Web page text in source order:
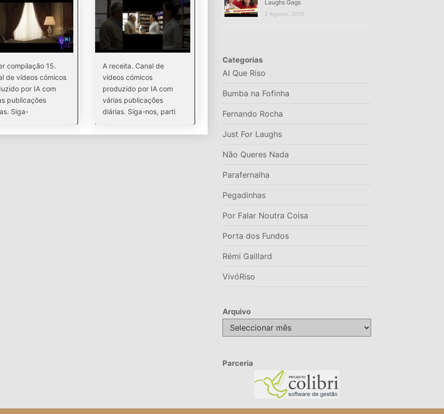
compilação 15.
de vídeos cómicos
por IA com
publicações
Siga-
A receita. Canal de
vídeos cómicos
produzido por IA com
várias publicações
diárias. Siga-nos, parti
Laughs Gags
2 Agosto, 2016
Categorias
AI Que Riso
Bumba na Fofinha
Fernando Rocha
Just For Laughs
Não Queres Nada
Parafernalha
Pegadinhas
Por Falar Noutra Coisa
Porta dos Fundos
Rémi Gaillard
VivóRiso
Arquivo
Arquivo
Parceria